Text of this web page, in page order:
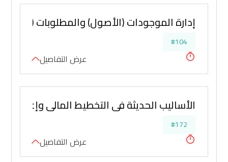
إدارة الموجودات (الأصول) والمطلوبات
#104
عرض التفاصيل
الأساليب الحديثة في التخطيط المالي وإعداد
#172
عرض التفاصيل